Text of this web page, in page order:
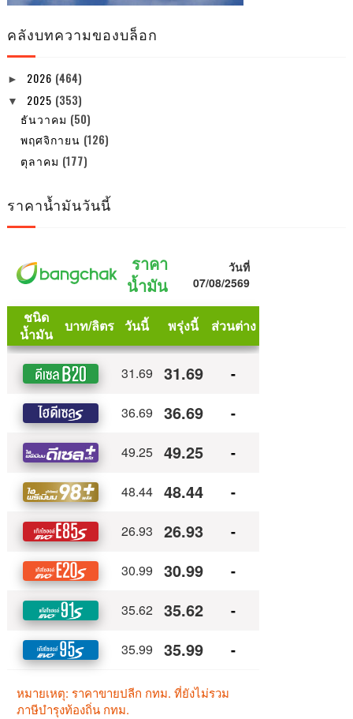
คลังบทความของบล็อก
► 2026 (464)
▼ 2025 (353)
ธันวาคม (50)
พฤศจิกายน (126)
ตุลาคม (177)
ราคาน้ำมันวันนี้